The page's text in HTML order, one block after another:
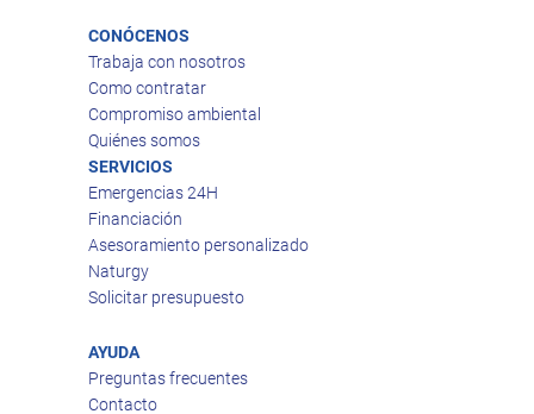
CONÓCENOS
Trabaja con nosotros
Como contratar
Compromiso ambiental
Quiénes somos
SERVICIOS
Emergencias 24H
Financiación
Asesoramiento personalizado
Naturgy
Solicitar presupuesto
AYUDA
Preguntas frecuentes
Contacto